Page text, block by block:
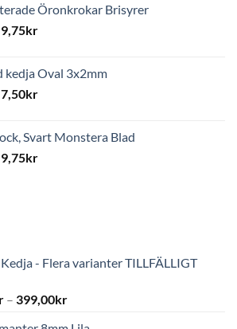
Öronkrokar Brisyrer
9,75kr
kedja Oval 3x2mm
7,50kr
Svart Monstera Blad
9,75kr
- Flera varianter TILLFÄLLIGT
– 399,00kr